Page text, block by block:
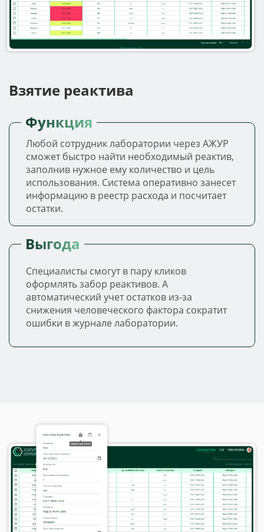
Взятие реактива
Функция
Любой сотрудник лаборатории через АЖУР
сможет быстро найти необходимый реактив,
заполнив нужное ему количество и цель
использования. Система оперативно занесет
информацию в реестр расхода и посчитает
остатки.
Выгода
Специалисты смогут в пару кликов
оформлять забор реактивов. А
автоматический учет остатков из-за
снижения человеческого фактора сократит
ошибки в журнале лаборатории.